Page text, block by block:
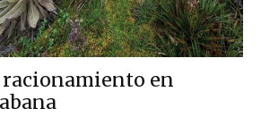
racionamiento en